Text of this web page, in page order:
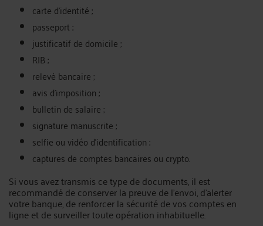
carte d’identité ;
passeport ;
justificatif de domicile ;
RIB ;
relevé bancaire ;
avis d’imposition ;
bulletin de salaire ;
signature manuscrite ;
selfie ou vidéo d’identification ;
captures de comptes bancaires ou crypto.
Si vous avez transmis ce type de documents, il est
recommandé de conserver la preuve de l’envoi, d’alerter
votre banque, de renforcer la sécurité de vos comptes en
ligne et de surveiller toute opération inhabituelle.